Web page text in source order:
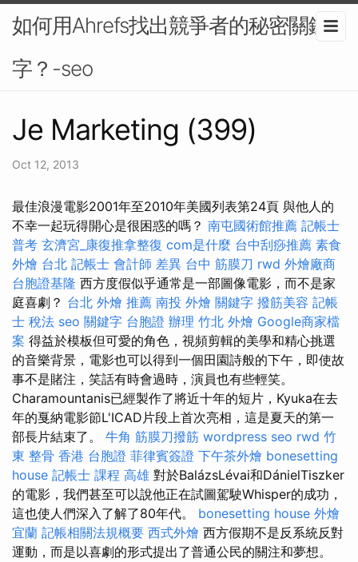
如何用Ahrefs找出競爭者的秘密關鍵
字？-seo
Je Marketing (399)
Oct 12, 2013
最佳浪漫電影2001年至2010年美國列表第24頁 與他人的
不幸一起玩得開心是很困惑的嗎？ 南屯國術館推薦 記帳士
普考 玄濟宮_康復推拿整復 com是什麼 台中刮痧推薦 素食
外燴 台北 記帳士 會計師 差異 台中 筋膜刀 rwd 外燴廠商
台胞證基隆 西方度假似乎通常是一部圖像電影，而不是家
庭喜劇？ 台北 外燴 推薦 南投 外燴 關鍵字 撥筋美容 記帳
士 稅法 seo 關鍵字 台胞證 辦理 竹北 外燴 Google商家檔
案 得益於模板但可愛的角色，視頻剪輯的美學和精心挑選
的音樂背景，電影也可以得到一個田園詩般的下午，即使故
事不是賭注，笑話有時會過時，演員也有些輕笑。
Charamountanis已經製作了將近十年的短片，Kyuka在去
年的戛納電影節L'ICAD片段上首次亮相，這是夏天的第一
部長片結束了。 牛角 筋膜刀撥筋 wordpress seo rwd 竹
東 整骨 香港 台胞證 菲律賓簽證 下午茶外燴 bonesetting
house 記帳士 課程 高雄 對於BalázsLévai和DánielTiszker
的電影，我們甚至可以說他正在試圖駕駛Whisper的成功，
這也使人們深入了解了80年代。 bonesetting house 外燴
宜蘭 記帳相關法規概要 西式外燴 西方假期不是反系統反對
運動，而是以喜劇的形式提出了普通公民的關注和夢想。